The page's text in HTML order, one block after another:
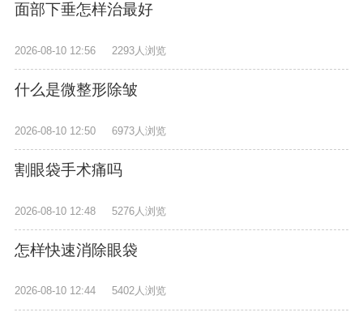
面部下垂怎样治最好
2026-08-10 12:56 2293人浏览
什么是微整形除皱
2026-08-10 12:50 6973人浏览
割眼袋手术痛吗
2026-08-10 12:48 5276人浏览
怎样快速消除眼袋
2026-08-10 12:44 5402人浏览